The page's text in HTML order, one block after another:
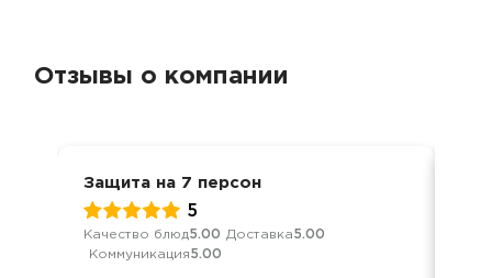
Отзывы о компании
Защита на 7 персон
5
Качество блюд5.00 Доставка5.00
Коммуникация5.00